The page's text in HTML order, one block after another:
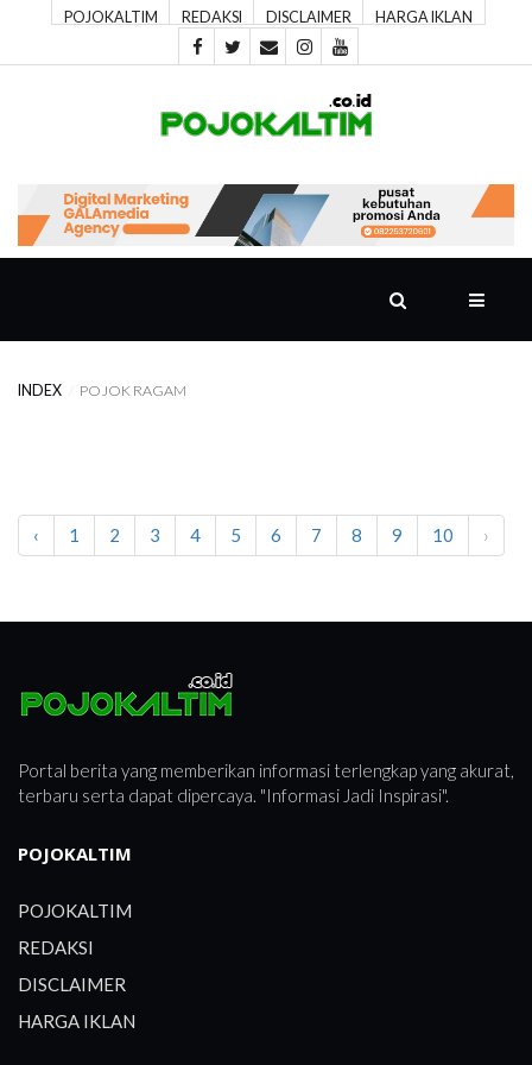
POJOKALTIM REDAKSI DISCLAIMER HARGA IKLAN
POJOK
ADVERTORIAL
POJOK
BULUNGAN
INDEX POJOK RAGAM
‹ 1 2 3 4 5 6 7 8 9 10 ›
Portal berita yang memberikan informasi terlengkap yang akurat,
terbaru serta dapat dipercaya. "Informasi Jadi Inspirasi".
POJOKALTIM
POJOKALTIM
REDAKSI
DISCLAIMER
HARGA IKLAN